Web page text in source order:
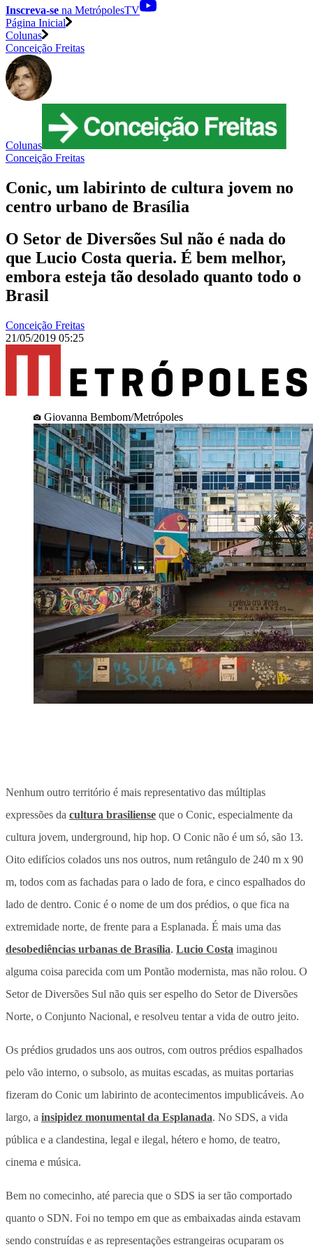
Inscreva-se na MetrópolesTV
Página Inicial
Colunas
Conceição Freitas
Colunas
Conceição Freitas
Conic, um labirinto de cultura jovem no
centro urbano de Brasília
O Setor de Diversões Sul não é nada do
que Lucio Costa queria. É bem melhor,
embora esteja tão desolado quanto todo o
Brasil
Conceição Freitas
21/05/2019 05:25
Giovanna Bembom/Metrópoles
Nenhum outro território é mais representativo das múltiplas
expressões da cultura brasiliense que o Conic, especialmente da
cultura jovem, underground, hip hop. O Conic não é um só, são 13.
Oito edifícios colados uns nos outros, num retângulo de 240 m x 90
m, todos com as fachadas para o lado de fora, e cinco espalhados do
lado de dentro. Conic é o nome de um dos prédios, o que fica na
extremidade norte, de frente para a Esplanada. É mais uma das
desobediências urbanas de Brasília. Lucio Costa imaginou
alguma coisa parecida com um Pontão modernista, mas não rolou. O
Setor de Diversões Sul não quis ser espelho do Setor de Diversões
Norte, o Conjunto Nacional, e resolveu tentar a vida de outro jeito.
Os prédios grudados uns aos outros, com outros prédios espalhados
pelo vão interno, o subsolo, as muitas escadas, as muitas portarias
fizeram do Conic um labirinto de acontecimentos impublicáveis. Ao
largo, a insipidez monumental da Esplanada. No SDS, a vida
pública e a clandestina, legal e ilegal, hétero e homo, de teatro,
cinema e música.
Bem no comecinho, até parecia que o SDS ia ser tão comportado
quanto o SDN. Foi no tempo em que as embaixadas ainda estavam
sendo construídas e as representações estrangeiras ocuparam os